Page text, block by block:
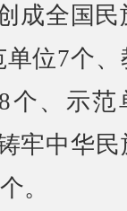
成全国民
位7个、
个、示范
牢中华民
。